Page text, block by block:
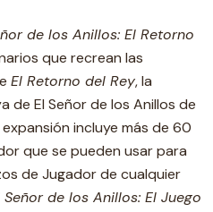
de los Anillos: El Retorno
que recrean las
El Retorno del Rey, la
El Señor de los Anillos de
expansión incluye más de 60
que se pueden usar para
de Jugador de cualquier
Señor de los Anillos: El Juego